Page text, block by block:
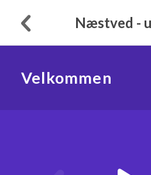
Næstved -
Velkommen